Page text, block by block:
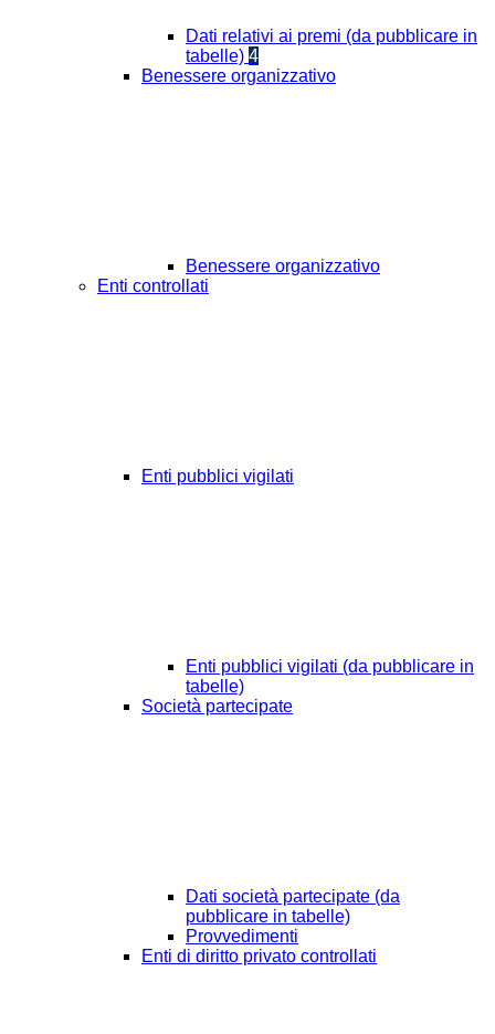
Dati relativi ai premi (da pubblicare in
tabelle) 4
Benessere organizzativo
Benessere organizzativo
Enti controllati
Enti pubblici vigilati
Enti pubblici vigilati (da pubblicare in
tabelle)
Società partecipate
Dati società partecipate (da
pubblicare in tabelle)
Provvedimenti
Enti di diritto privato controllati